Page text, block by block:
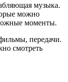
музыка.
можно
моменты.
передачи.
смотреть